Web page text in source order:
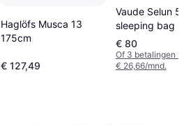
Haglöfs Musca 13
175cm
€ 127,49
Vaude Selun
sleeping bag
€ 80
Of 3 betalingen
€ 26,66/mnd.